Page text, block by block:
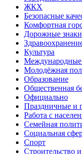
ЖКХ
Безопасные
Комфортная
Дорожные знаки
Культура
Международные
Молодёжная
Образование
Общественная
Официально
Праздничные и
Работа с
Семейная
Социальная
Спорт
Строительство